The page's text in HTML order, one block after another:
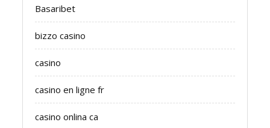
Basaribet
bizzo casino
casino
casino en ligne fr
casino onlina ca